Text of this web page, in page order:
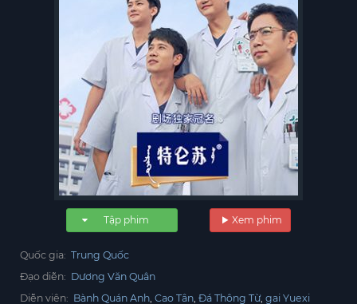
Xem phim
Tập phim
Quốc gia: Trung Quốc
Đạo diễn: Dương Văn Quân
Diễn viên: Bành Quán Anh Cao Tân Đá Thông Từ gai Yuexi